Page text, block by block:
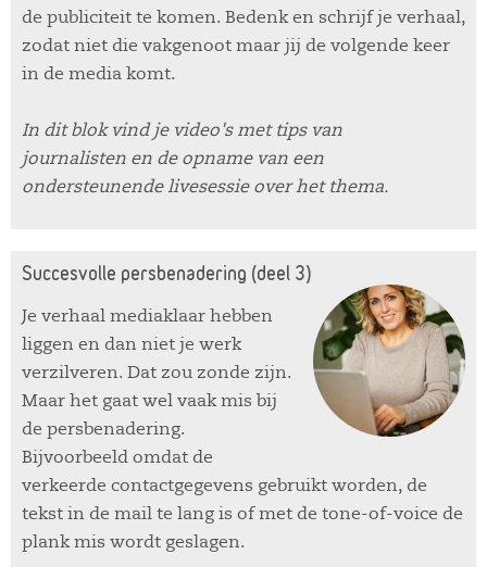
de publiciteit te komen. Bedenk en schrijf je verhaal,
zodat niet die vakgenoot maar jij de volgende keer
in de media komt.
In dit blok vind je video's met tips van
journalisten en de opname van een
ondersteunende livesessie over het thema.
Succesvolle persbenadering (deel 3)
Je verhaal mediaklaar hebben
liggen en dan niet je werk
verzilveren. Dat zou zonde zijn.
Maar het gaat wel vaak mis bij
de persbenadering.
Bijvoorbeeld omdat de
verkeerde contactgegevens gebruikt worden, de
tekst in de mail te lang is of met de tone-of-voice de
plank mis wordt geslagen.